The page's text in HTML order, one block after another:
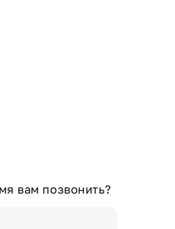
вам позвонить?